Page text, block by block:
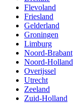
Flevoland
Friesland
Gelderland
Groningen
Limburg
Noord-Brabant
Noord-Holland
Overijssel
Utrecht
Zeeland
Zuid-Holland